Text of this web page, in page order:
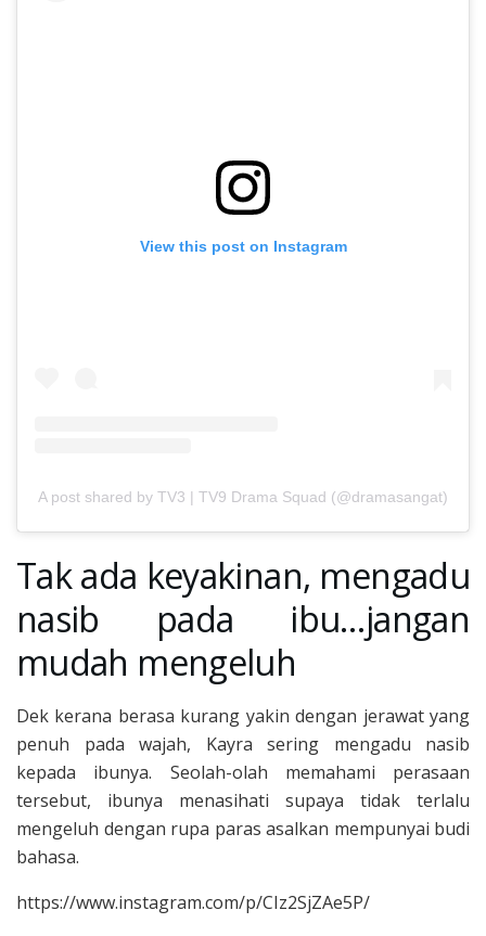
View this post on Instagram
A post shared by TV3 | TV9 Drama Squad (@dramasangat)
Tak ada keyakinan, mengadu
nasib pada ibu…jangan
mudah mengeluh
Dek kerana berasa kurang yakin dengan jerawat yang
penuh pada wajah, Kayra sering mengadu nasib
kepada ibunya. Seolah-olah memahami perasaan
tersebut, ibunya menasihati supaya tidak terlalu
mengeluh dengan rupa paras asalkan mempunyai budi
bahasa.
https://www.instagram.com/p/CIz2SjZAe5P/